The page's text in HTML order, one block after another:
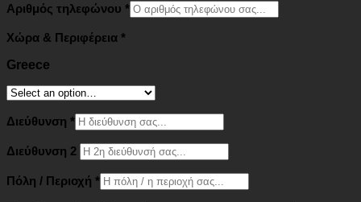
Αριθμός τηλεφώνου *
Χώρα & Περιφέρεια *
Greece
Διεύθυνση *
Διεύθυνση 2
Πόλη / Περιοχή *